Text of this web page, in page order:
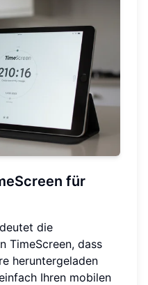
für
die
TimeScreen, dass
heruntergeladen
Ihren mobilen